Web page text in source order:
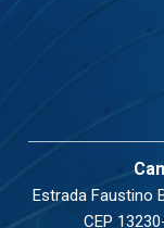
Estrada Faustino
CEP